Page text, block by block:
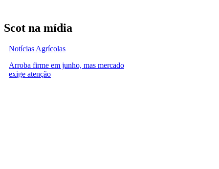
Scot na mídia
Notícias Agrícolas
Arroba firme em junho, mas mercado
exige atenção